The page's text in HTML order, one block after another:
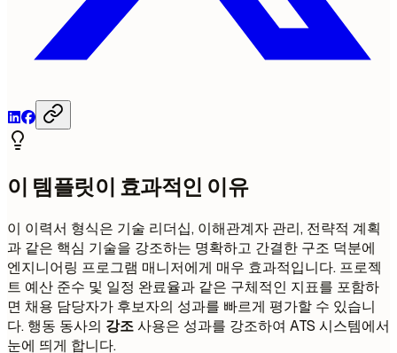
이 템플릿이 효과적인 이유
이 이력서 형식은 기술 리더십, 이해관계자 관리, 전략적 계획
과 같은 핵심 기술을 강조하는 명확하고 간결한 구조 덕분에
엔지니어링 프로그램 매니저에게 매우 효과적입니다. 프로젝
트 예산 준수 및 일정 완료율과 같은 구체적인 지표를 포함하
면 채용 담당자가 후보자의 성과를 빠르게 평가할 수 있습니
다. 행동 동사의 강조사용은 성과를 강조하여 ATS 시스템에서
눈에 띄게 합니다.